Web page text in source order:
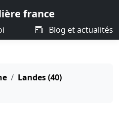
france
Blog et actualités
Landes (40)